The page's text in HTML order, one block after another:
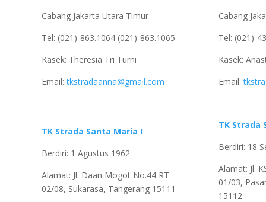
Cabang Jakarta Utara Timur
Tel: (021)-863.1064 (021)-863.1065
Kasek: Theresia Tri Turni
Email:tkstradaanna@gmail.com
Cabang
Tel: (021)-
Kasek:
Email:
TK Strada Santa Maria I
Berdiri: 1 Agustus 1962
Alamat: Jl. Daan Mogot No.44 RT
02/08, Sukarasa, Tangerang 15111
TK Strada
Berdiri: 18
Alamat: Jl.
01/03,
15112